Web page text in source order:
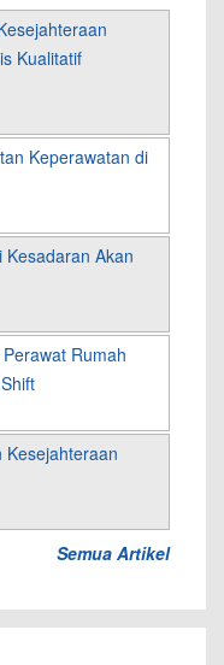
Kualitatif
Keperawatan di
Akan
Rumah
Kesejahteraan
Semua Artikel